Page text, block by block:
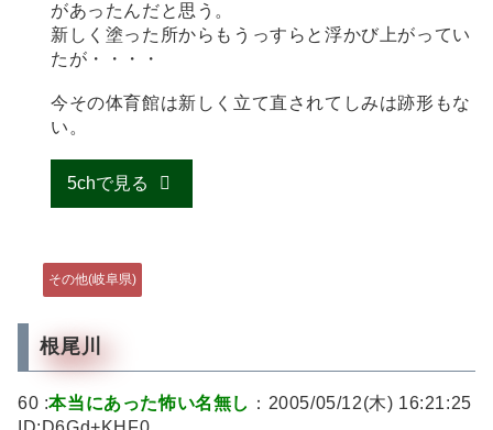
があったんだと思う。
新しく塗った所からもうっすらと浮かび上がってい
たが・・・・
今その体育館は新しく立て直されてしみは跡形もな
い。
5chで見る
その他(岐阜県)
根尾川
60 :本当にあった怖い名無し ：2005/05/12(木) 16:21:25